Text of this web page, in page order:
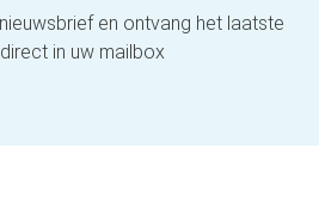
en ontvang het laatste
in uw mailbox